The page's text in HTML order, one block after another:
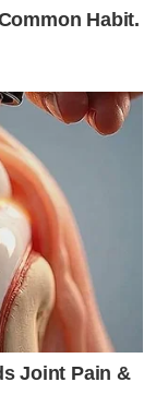
Habit.
Joint Pain &